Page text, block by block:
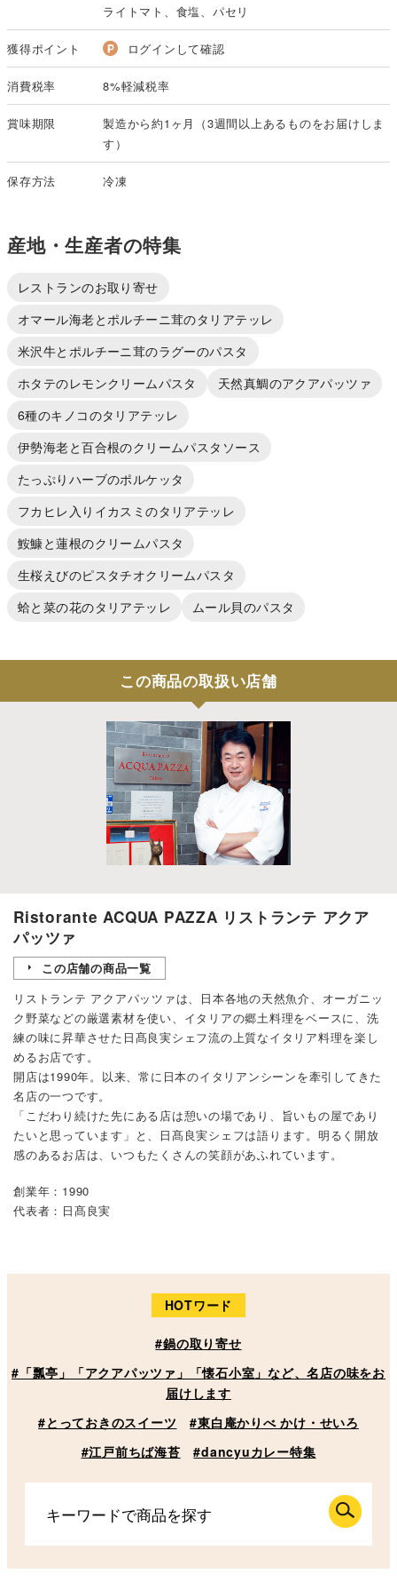
ライトマト、食塩、パセリ
獲得ポイント ログインして確認
消費税率 8%軽減税率
賞味期限
製造から約1ヶ月（3週間以上あるものをお届けしま
す）
保存方法 冷凍
産地・生産者の特集
レストランのお取り寄せ
オマール海老とポルチーニ茸のタリアテッレ
米沢牛とポルチーニ茸のラグーのパスタ
ホタテのレモンクリームパスタ
天然真鯛のアクアパッツァ
6種のキノコのタリアテッレ
伊勢海老と百合根のクリームパスタソース
たっぷりハーブのポルケッタ
フカヒレ入りイカスミのタリアテッレ
鮟鱇と蓮根のクリームパスタ
生桜えびのピスタチオクリームパスタ
蛤と菜の花のタリアテッレ
ムール貝のパスタ
この商品の取扱い店舗
Ristorante ACQUA PAZZA リストランテ アクア
パッツァ
この店舗の商品一覧
リストランテ アクアパッツァは、日本各地の天然魚介、オーガニッ
ク野菜などの厳選素材を使い、イタリアの郷土料理をベースに、洗
練の味に昇華させた日髙良実シェフ流の上質なイタリア料理を楽し
めるお店です。
開店は1990年。以来、常に日本のイタリアンシーンを牽引してきた
名店の一つです。
「こだわり続けた先にある店は憩いの場であり、旨いもの屋であり
たいと思っています」と、日髙良実シェフは語ります。明るく開放
感のあるお店は、いつもたくさんの笑顔があふれています。
創業年：1990
代表者：日髙良実
HOTワード
#鍋の取り寄せ
#「瓢亭」「アクアパッツァ」「懐石小室」など、名店の味をお
届けします
#とっておきのスイーツ
#東白庵かりべ かけ・せいろ
#江戸前ちば海苔
#dancyuカレー特集